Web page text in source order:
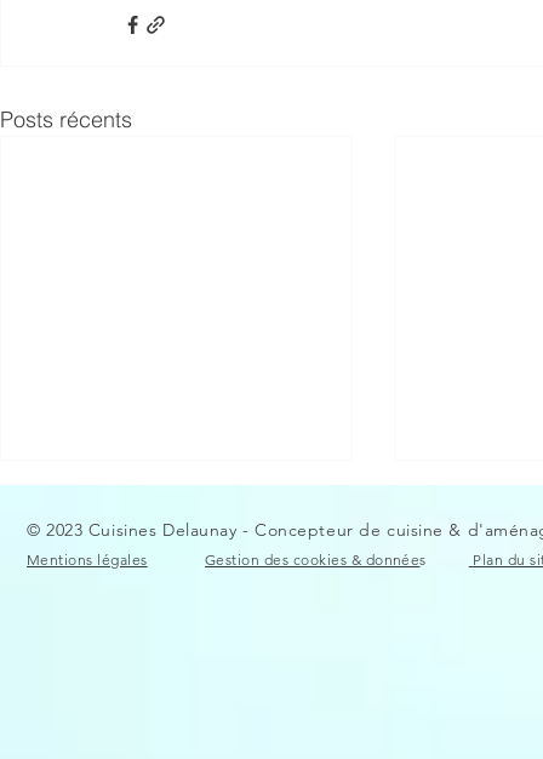
Posts récents
© 2023 Cuisines Delaunay - Concepteur de cuisine &
Mentions légales Gestion des cookies & données Plan du